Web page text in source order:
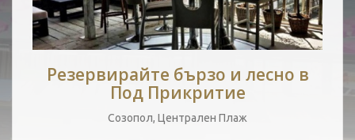
Резервирайте бързо и лесно в
Под Прикритие
Созопол, Централен Плаж